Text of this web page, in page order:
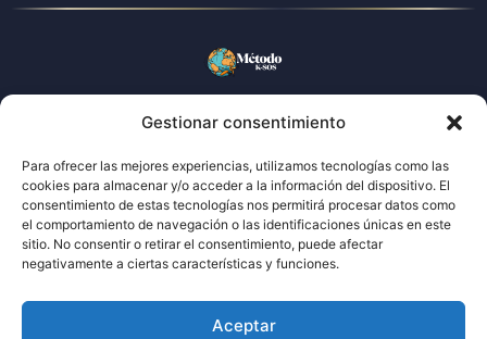
Gestionar consentimiento
Para ofrecer las mejores experiencias, utilizamos tecnologías como las
cookies para almacenar y/o acceder a la información del dispositivo. El
consentimiento de estas tecnologías nos permitirá procesar datos como
el comportamiento de navegación o las identificaciones únicas en este
sitio. No consentir o retirar el consentimiento, puede afectar
negativamente a ciertas características y funciones.
Aceptar
El sistema que traduce tu talentoal mercado español
ACCESOS
Preguntas frecuentes
LEGAL
Política de cookies